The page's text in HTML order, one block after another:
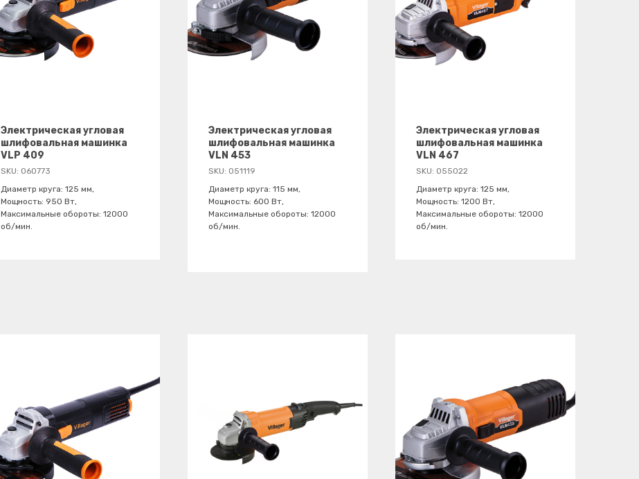
Электрическая угловая
шлифовальная машинка
VLP 409
SKU: 060773
Диаметр круга: 125 мм,
Мощность: 950 Вт,
Максимальные обороты: 12000
об/мин.
Электрическая угловая
шлифовальная машинка
VLN 453
SKU: 051119
Диаметр круга: 115 мм,
Мощность: 600 Вт,
Максимальные обороты: 12000
об/мин.
Электрическая угловая
шлифовальная машинка
VLN 467
SKU: 055022
Диаметр круга: 125 мм,
Мощность: 1200 Вт,
Максимальные обороты: 12000
об/мин.